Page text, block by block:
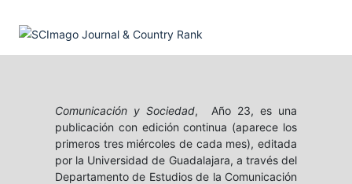
Comunicación y Sociedad, Año 23, es una
publicación con edición continua (aparece los
primeros tres miércoles de cada mes), editada
por la Universidad de Guadalajara, a través del
Departamento de Estudios de la Comunicación